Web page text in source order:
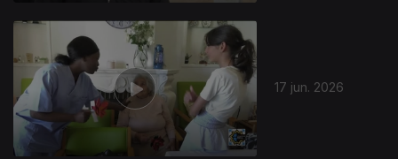
17 jun. 2026